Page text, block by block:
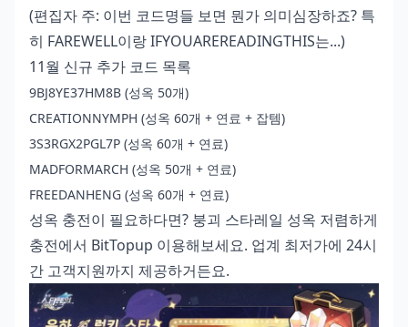
(편집자 주: 이번 코드명들 보면 뭔가 의미심장하죠? 특
히 FAREWELL이랑 IFYOUAREREADINGTHIS는...)
11월 신규 추가 코드 목록
9BJ8YE37HM8B (성옥 50개)
CREATIONNYMPH (성옥 60개 + 연료 + 잡템)
3S3RGX2PGL7P (성옥 60개 + 연료)
MADFORMARCH (성옥 50개 + 연료)
FREEDANHENG (성옥 60개 + 연료)
성옥 충전이 필요하다면? 붕괴 스타레일 성옥 저렴하게
충전에서 BitTopup 이용해보세요. 업계 최저가에 24시
간 고객지원까지 제공하거든요.